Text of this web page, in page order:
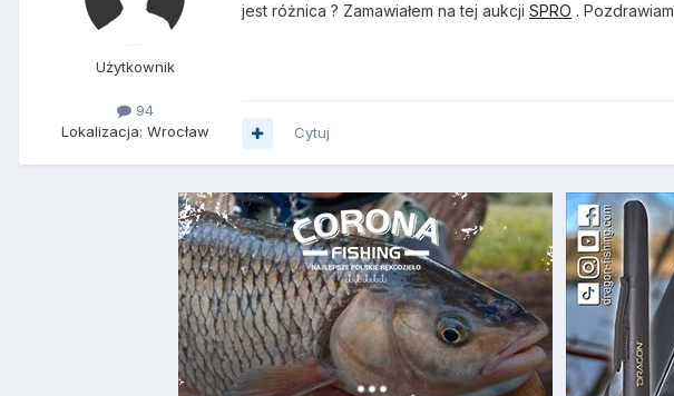
Użytkownik
94
Lokalizacja: Wrocław
jest różnica ? Zamawiałem na tej aukcji SPRO . Pozdrawiam
Cytuj